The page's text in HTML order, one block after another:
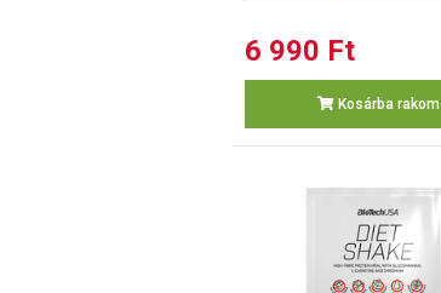
6 990 Ft
Kosárba rakom